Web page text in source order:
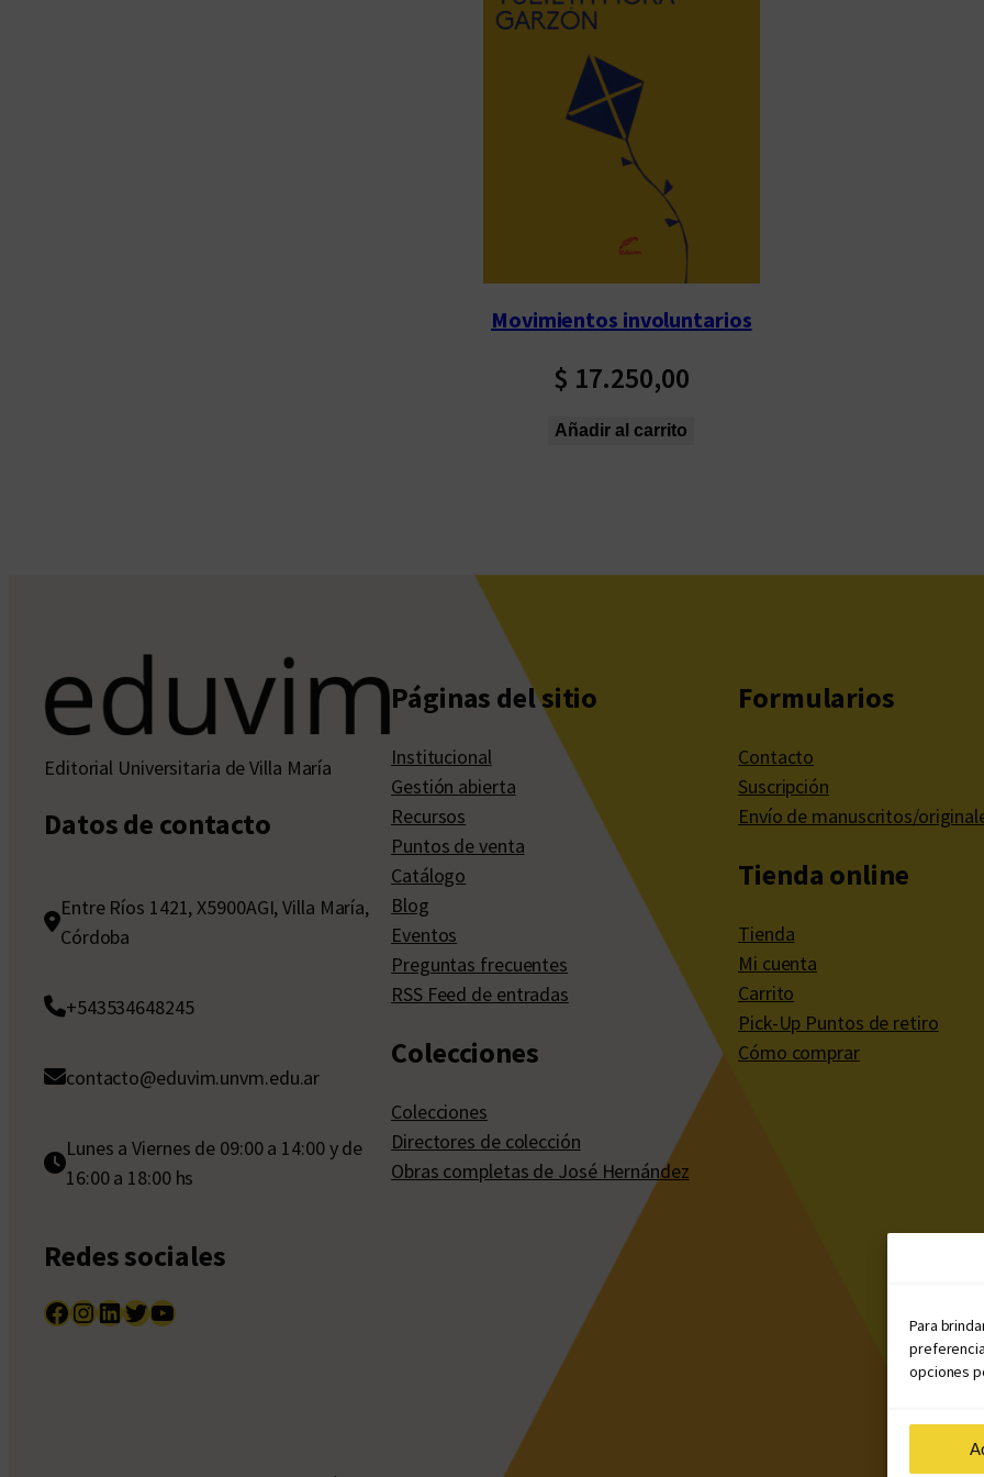
Para
opciones
Movimientos involuntarios
$ 17.250,00
Añadir al carrito
Editorial Universitaria de Villa María
Datos de contacto
Entre Ríos 1421, X5900AGI, Villa María,
Córdoba
+543534648245
contacto@eduvim.unvm.edu.ar
Lunes a Viernes de 09:00 a 14:00 y de
16:00 a 18:00 hs
Redes sociales
Facebook InstagramLinkedIn Twitter YouTube
Páginas del sitio
Institucional
Gestión abierta
Recursos
Puntos de venta
Catálogo
Blog
Eventos
Preguntas frecuentes
RSS Feed de entradas
Colecciones
Colecciones
Directores de colección
Obras completas de José Hernández
Formularios
Contacto
Suscripción
Envío de manuscritos/
Tienda online
Tienda
Mi cuenta
Carrito
Pick-Up Puntos de retiro
Cómo comprar